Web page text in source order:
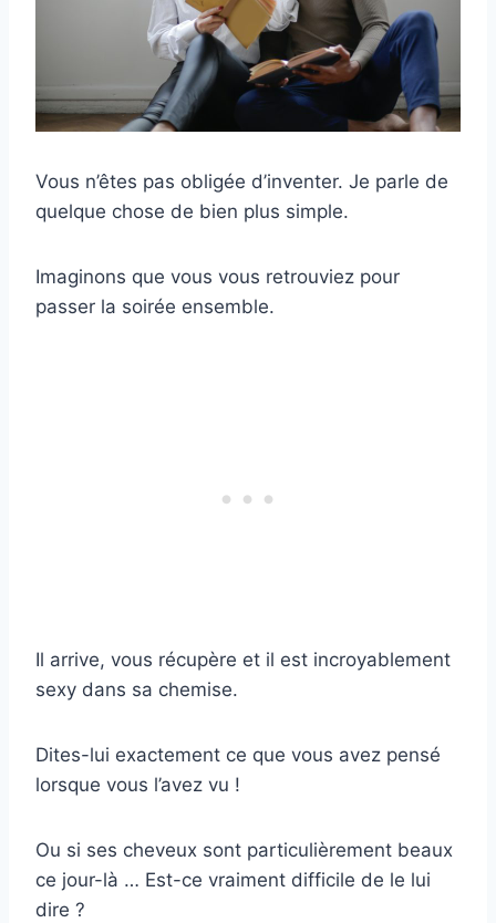
Vous n’êtes pas obligée d’inventer. Je parle de
quelque chose de bien plus simple.
Imaginons que vous vous retrouviez pour
passer la soirée ensemble.
Il arrive, vous récupère et il est incroyablement
sexy dans sa chemise.
Dites-lui exactement ce que vous avez pensé
lorsque vous l’avez vu !
Ou si ses cheveux sont particulièrement beaux
ce jour-là … Est-ce vraiment difficile de le lui
dire ?